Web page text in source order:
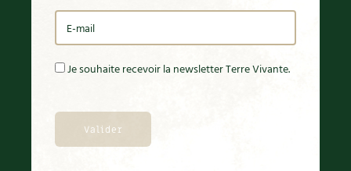
Protéger la nature
Autonomie
Actions pour la planète
Je souhaite recevoir la newsletter Terre Vivante.